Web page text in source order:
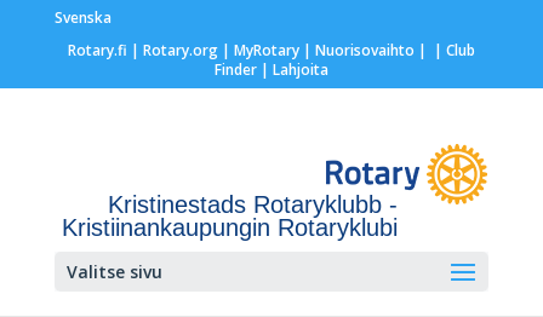
Svenska
Rotary.fi | Rotary.org| MyRotary | Nuorisovaihto | | Club
Finder| Lahjoita
Kristinestads Rotaryklubb -
Kristiinankaupungin Rotaryklubi
Valitse sivu